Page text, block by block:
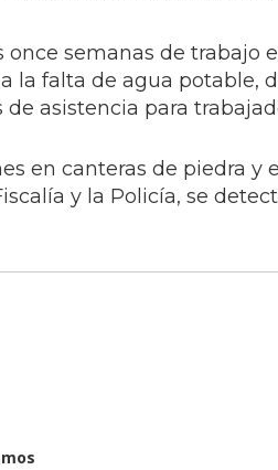
semanas de trabajo
la falta de agua potable,
asistencia para
en canteras de piedra y
y la Policía, se